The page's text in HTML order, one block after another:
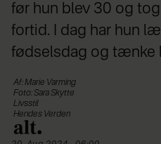
før hun blev 30 og
fortid. I dag har hun
fødselsdag og tænke
Af: Marie Varming
Foto: Sara Skytte
Livsstil
Hendes Verden